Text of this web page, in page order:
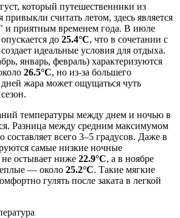
который путешественники из
считать летом, здесь является
приятным временем года. В июле
до 25.4°C, что в сочетании с
идеальные условия для отдыха.
январь, февраль) характеризуются
26.5°C, но из-за большего
жара может ощущаться чуть
температуры между днем и ночью в
Разница между средним максимумом
всего 3–5 градусов. Даже в
самые низкие ночные
остывает ниже 22.9°C, а в ноябре
— около 25.2°C. Такие мягкие
гулять после заката в легкой